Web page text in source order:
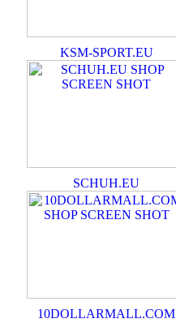
KSM-SPORT.EU
SCHUH.EU
10DOLLARMALL.COM